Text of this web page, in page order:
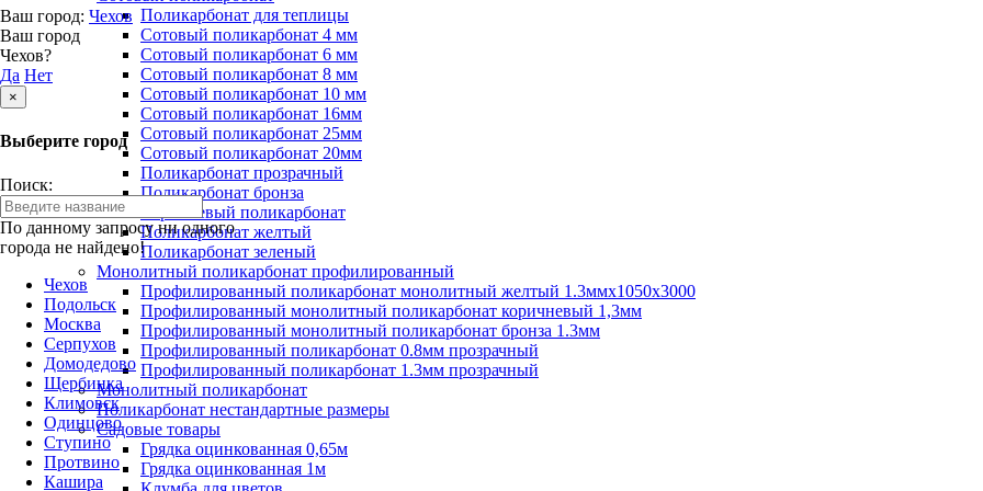
Ваш город: Чехов
Ваш город
Чехов?
Да Нет
×
Выберите город
Поиск:
По данному запросу ни одного
города не найдено!
Чехов
Подольск
Москва
Серпухов
Домодедово
Щербинка
Климовск
Одинцово
Ступино
Протвино
Кашира
Поликарбонат для теплицы
Сотовый поликарбонат 4 мм
Сотовый поликарбонат 6 мм
Сотовый поликарбонат 8 мм
Сотовый поликарбонат 10 мм
Сотовый поликарбонат 16мм
Сотовый поликарбонат 25мм
Сотовый поликарбонат 20мм
Поликарбонат прозрачный
Поликарбонат бронза
Коричневый поликарбонат
Поликарбонат желтый
Поликарбонат зеленый
Монолитный поликарбонат профилированный
Профилированный поликарбонат монолитный желтый 1.3ммх1050х3000
Профилированный монолитный поликарбонат коричневый 1,3мм
Профилированный монолитный поликарбонат бронза 1.3мм
Профилированный поликарбонат 0.8мм прозрачный
Профилированный поликарбонат 1.3мм прозрачный
Монолитный поликарбонат
Поликарбонат нестандартные размеры
Садовые товары
Грядка оцинкованная 0,65м
Грядка оцинкованная 1м